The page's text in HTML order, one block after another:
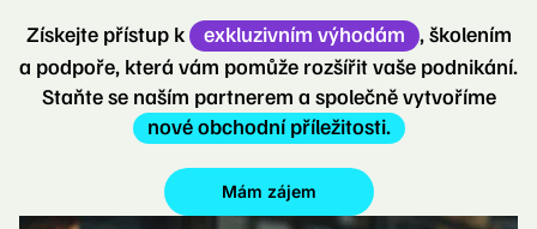
Získejte přístup k exkluzivním výhodám , školením
a podpoře, která vám pomůže rozšířit vaše podnikání.
Staňte se naším partnerem a společně vytvoříme
nové obchodní příležitosti.
Mám zájem